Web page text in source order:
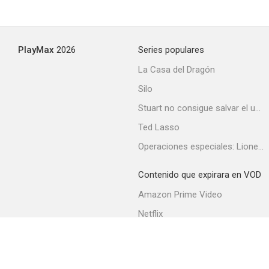
PlayMax 2026
Series populares
La Casa del Dragón
Silo
Stuart no consigue salvar el universo
Ted Lasso
Operaciones especiales: Lioness
Contenido que expirara en VOD
Amazon Prime Video
Netflix